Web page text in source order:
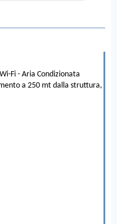
Fi - Aria Condizionata
a 250 mt dalla struttura,